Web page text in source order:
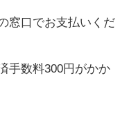
窓口でお支払いくだ
手数料300円がかか